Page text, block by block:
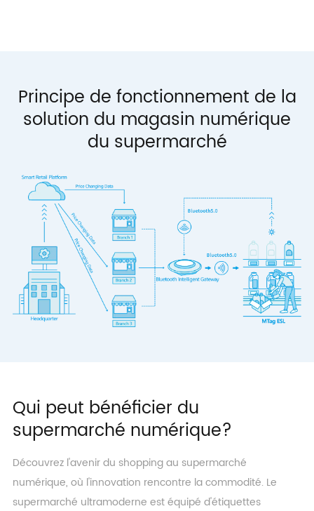
Principe de fonctionnement de la
solution du magasin numérique
du supermarché
Qui peut bénéficier du
supermarché numérique?
Découvrez l'avenir du shopping au supermarché
numérique, où l'innovation rencontre la commodité. Le
supermarché ultramoderne est équipé d'étiquettes